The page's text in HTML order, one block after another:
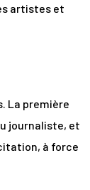
artistes et
La première
journaliste, et
à force